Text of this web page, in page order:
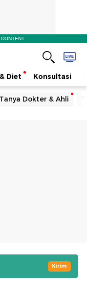
Diet Konsultasi
Tanya Dokter & Ahli
Kirim